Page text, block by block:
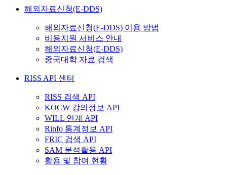
해외자료신청(E-DDS)
해외자료신청(E-DDS) 이용 방법
비용지원 서비스 안내
해외자료신청(E-DDS)
중국대학 자료 검색
RISS API 센터
RISS 검색 API
KOCW 강의정보 API
WILL 연계 API
Rinfo 통계정보 API
FRIC 검색 API
SAM 분석활용 API
활용 및 참여 현황